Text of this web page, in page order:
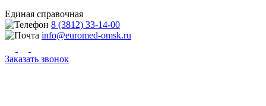
Единая справочная
8 (3812) 33-14-00
info@euromed-omsk.ru
Заказать звонок